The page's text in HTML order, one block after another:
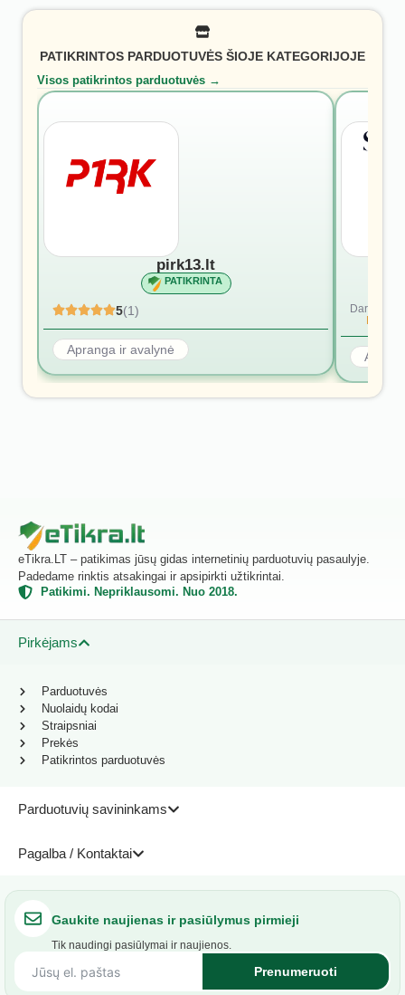
PATIKRINTOS PARDUOTUVĖS ŠIOJE KATEGORIJOJE
Visos patikrintos parduotuvės →
pirk13.lt
PATIKRINTA
5(1)
Apranga ir avalynė
Dar nėra
eTikra.LT – patikimas jūsų gidas internetinių parduotuvių pasaulyje.
Padedame rinktis atsakingai ir apsipirkti užtikrintai.
Patikimi. Nepriklausomi. Nuo 2018.
Pirkėjams
Parduotuvių savininkams
Pagalba / Kontaktai
Parduotuvės
Nuolaidų kodai
Straipsniai
Prekės
Patikrintos parduotuvės
Gaukite naujienas ir pasiūlymus pirmieji
Tik naudingi pasiūlymai ir naujienos.
Prenumeruoti